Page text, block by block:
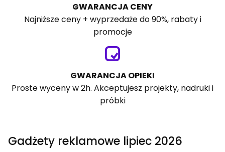
GWARANCJA CENY
Najniższe ceny + wyprzedaże do 90%, rabaty i
promocje
GWARANCJA OPIEKI
Proste wyceny w 2h. Akceptujesz projekty, nadruki i
próbki
Gadżety reklamowe lipiec 2026